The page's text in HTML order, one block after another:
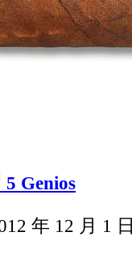
Genios
年 12 月 1 日